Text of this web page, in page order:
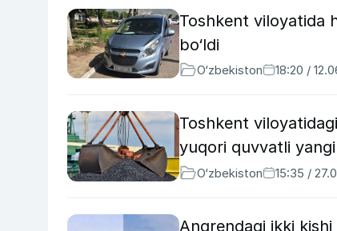
Toshkent viloyatida
bo‘ldi
O‘zbekiston 18:20 /
Toshkent
yuqori quvvatli
O‘zbekiston 15:35 /
Angrendagi ikki